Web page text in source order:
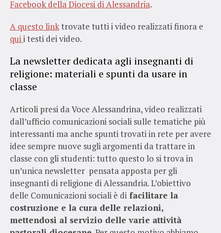
Facebook della Diocesi di Alessandria.
A questo linktrovate tutti i video realizzati finora e
quii testi dei video.
La newsletter dedicata agli insegnanti di
religione: materiali e spunti da usare in
classe
Articoli presi da Voce Alessandrina, video realizzati
dall’ufficio comunicazioni sociali sulle tematiche più
interessanti ma anche spunti trovati in rete per avere
idee sempre nuove sugli argomenti da trattare in
classe con gli studenti: tutto questo lo si trova in
un’unica newsletter pensata apposta per gli
insegnanti di religione di Alessandria. L’obiettivo
delle Comunicazioni sociali è di facilitare la
costruzione e la cura delle relazioni,
mettendosi al servizio delle varie attività